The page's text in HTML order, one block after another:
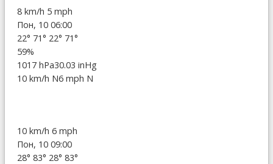
8 km/h 5 mph
Пон, 10 06:00
22° 71° 22° 71°
59%
1017 hPa30.03 inHg
10 km/h N6 mph N
10 km/h 6 mph
Пон, 10 09:00
28° 83° 28° 83°